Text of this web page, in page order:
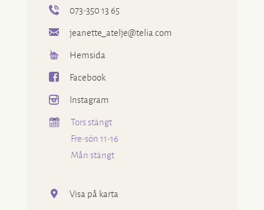
073-350 13 65
jeanette_atelje@telia.com
Hemsida
Facebook
Instagram
Tors stängt
Fre-sön 11-16
Mån stängt
Visa på karta